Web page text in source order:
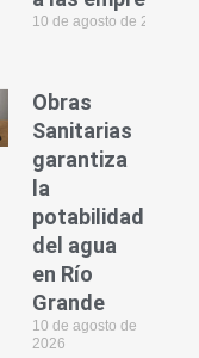
10 de agosto de 2026
Obras
Sanitarias
garantiza
la
potabilidad
del agua
en Río
Grande
10 de agosto de
2026